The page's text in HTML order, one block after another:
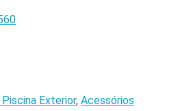
Piscina Exterior, Acessórios